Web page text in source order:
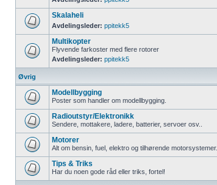
Skalaheli
Avdelingsleder: ppitekk5
Multikopter
Flyvende farkoster med flere rotorer
Avdelingsleder: ppitekk5
Øvrig
Modellbygging
Poster som handler om modellbygging.
Radioutstyr/Elektronikk
Sendere, mottakere, ladere, batterier, servoer osv..
Motorer
Alt om bensin, fuel, elektro og tilhørende motorsystemer.
Tips & Triks
Har du noen gode råd eller triks, fortel!